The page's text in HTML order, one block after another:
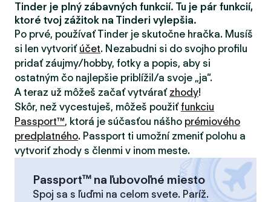
Tinder je plný zábavných funkcií. Tu je pár funkcií,
ktoré tvoj zážitok na Tinderi vylepšia.
Po prvé, používať Tinder je skutočne hračka. Musíš
si len vytvoriť účet. Nezabudni si do svojho profilu
pridať záujmy/hobby, fotky a popis, aby si
ostatným čo najlepšie priblížil/a svoje „ja“.
A teraz už môžeš začať vytvárať zhody!
Skôr, než vycestuješ, môžeš použiťfunkciu
Passport™, ktorá je súčasťou nášho prémiového
predplatného. Passport ti umožní zmeniť polohu a
vytvoriť zhody s členmi v inom meste.
Passport™ na ľubovoľné miesto
Spoj sa s ľuďmi na celom svete. Paríž.